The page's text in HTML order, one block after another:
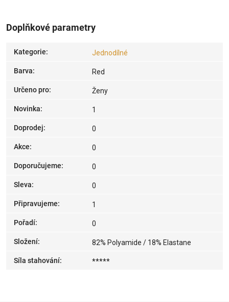
Doplňkové parametry
Kategorie: Jednodílné
Barva: Red
Určeno pro: Ženy
Novinka: 1
Doprodej: 0
Akce: 0
Doporučujeme: 0
Sleva: 0
Připravujeme: 1
Pořadí: 0
Složení: 82% Polyamide / 18% Elastane
Síla stahování: *****